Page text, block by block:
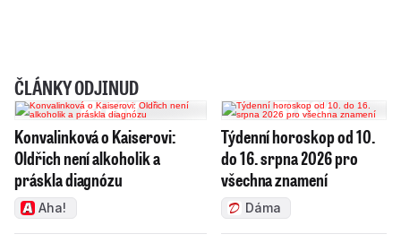
ČLÁNKY ODJINUD
Konvalinková o Kaiserovi:
Oldřich není alkoholik a
práskla diagnózu
Aha!
Týdenní horoskop od 10.
do 16. srpna 2026 pro
všechna znamení
Dáma